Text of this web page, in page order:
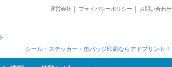
運営会社 プライバシーポリシー お問い合わせ
シール・ステッカー・缶バッジ印刷ならアドプリント！